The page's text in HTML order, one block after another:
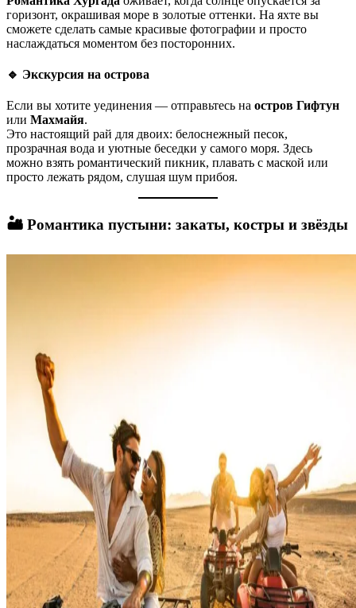
горизонт, окрашивая море в золотые оттенки. На яхте вы
сможете сделать самые красивые фотографии и просто
наслаждаться моментом без посторонних.
🔹 Экскурсия на острова
Если вы хотите уединения — отправьтесь на остров Гифтун
или Махмайя.
Это настоящий рай для двоих: белоснежный песок,
прозрачная вода и уютные беседки у самого моря. Здесь
можно взять романтический пикник, плавать с маской или
просто лежать рядом, слушая шум прибоя.
🏜️ Романтика пустыни: закаты, костры и звёзды